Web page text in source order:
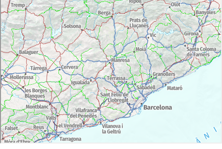
cavallerisses i diverses sales nobles.